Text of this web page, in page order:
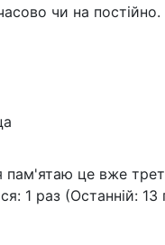
чи на постійно.
пам'ятаю це вже
1 раз (Останній: